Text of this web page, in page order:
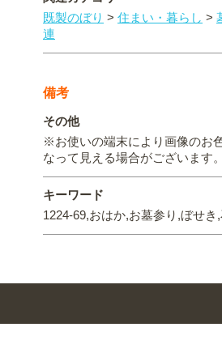
既製のぼり > 住まい・暮らし >
連
備考
その他
※お使いの端末により画像のお
なって見える場合がございます。
キーワード
1224-69,おはか,お墓参り,ぼせき